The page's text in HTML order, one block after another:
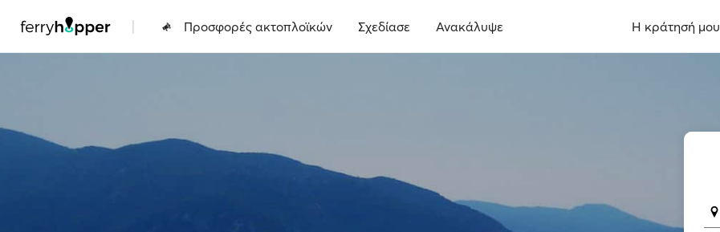
| Προσφορές ακτοπλοϊκών Σχεδίασε Ανακάλυψε Η κράτησή μου